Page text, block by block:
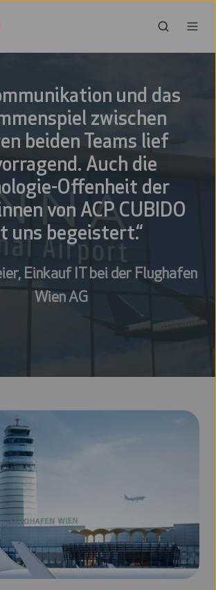
und das
zwischen
beiden Teams lief
Auch die
Offenheit der
von ACP CUBIDO
uns begeistert.“
Einkauf IT bei der Flughafen
Wien AG